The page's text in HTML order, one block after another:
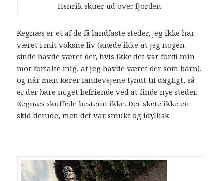
Henrik skuer ud over fjorden
Kegnæs er et af de få landfaste steder, jeg ikke har
været i mit voksne liv (anede ikke at jeg nogen
sinde havde været der, hvis ikke det var fordi min
mor fortalte mig, at jeg havde været der som barn),
og når man kører landevejene tyndt til dagligt, så
er der bare noget befriende ved at finde nye steder.
Kegnæs skuffede bestemt ikke. Der skete ikke en
skid derude, men det var smukt og idyllisk